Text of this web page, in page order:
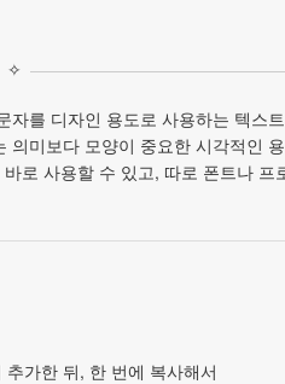
✧
를 디자인 용도로 사용하는 텍스
미보다 모양이 중요한 시각적인
로 사용할 수 있고, 따로 폰트나
가한 뒤, 한 번에 복사해서